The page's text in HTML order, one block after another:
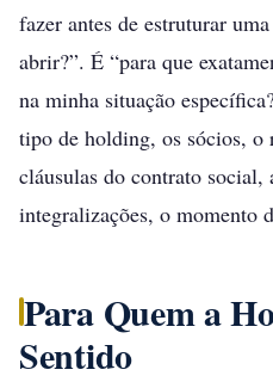
fazer antes de estruturar
abrir?”. É “para que
na minha situação
tipo de holding, os sócios, o
cláusulas do contrato social,
integralizações, o momento
Para Quem a
Sentido